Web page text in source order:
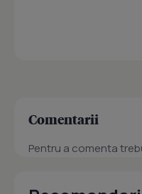
Comentarii
Pentru a comenta